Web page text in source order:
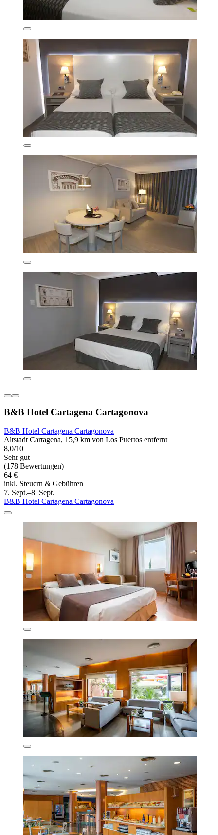
B&B Hotel Cartagena Cartagonova
B&B Hotel Cartagena Cartagonova
Altstadt Cartagena, 15,9 km von Los Puertos entfernt
8,0/10
Sehr gut
(178 Bewertungen)
64 €
inkl. Steuern & Gebühren
7. Sept.–8. Sept.
B&B Hotel Cartagena Cartagonova